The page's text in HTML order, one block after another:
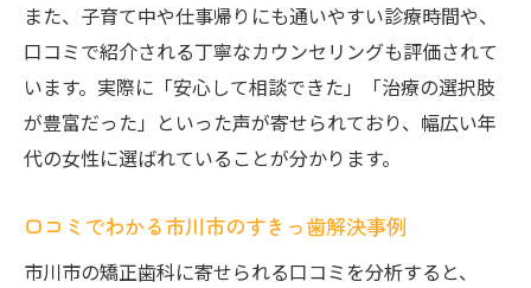
また、子育て中や仕事帰りにも通いやすい診療時間や、
口コミで紹介される丁寧なカウンセリングも評価されて
います。実際に「安心して相談できた」「治療の選択肢
が豊富だった」といった声が寄せられており、幅広い年
代の女性に選ばれていることが分かります。
口コミでわかる市川市のすきっ歯解決事例
市川市の矯正歯科に寄せられる口コミを分析すると、